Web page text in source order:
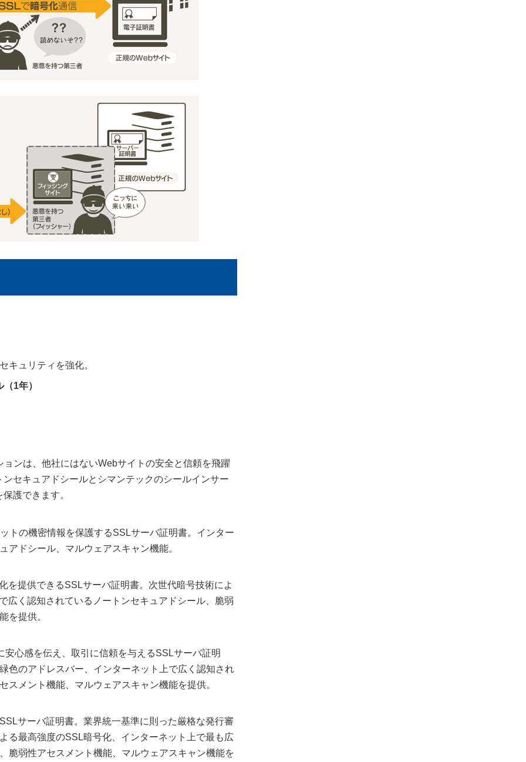
キュリティを強化。
1年）
ンは、他社にはないWebサイトの安全と信頼を飛躍
セキュアドシールとシマンテックのシールインサー
護できます。
トの機密情報を保護するSSLサーバ証明書。インター
アドシール、マルウェアスキャン機能。
を提供できるSSLサーバ証明書。次世代暗号技術によ
広く認知されているノートンセキュアドシール、脆弱
を提供。
心感を伝え、取引に信頼を与えるSSLサーバ証明
色のアドレスバー、インターネット上で広く認知され
スメント機能、マルウェアスキャン機能を提供。
サーバ証明書。業界統一基準に則った厳格な発行審
る最高強度のSSL暗号化、インターネット上で最も広
脆弱性アセスメント機能、マルウェアスキャン機能を